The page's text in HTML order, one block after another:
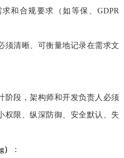
和合规要求（如等保、GDPR
须清晰、可衡量地记录在需求文
阶段，架构师和开发负责人必须
权限、纵深防御、安全默认、失
：